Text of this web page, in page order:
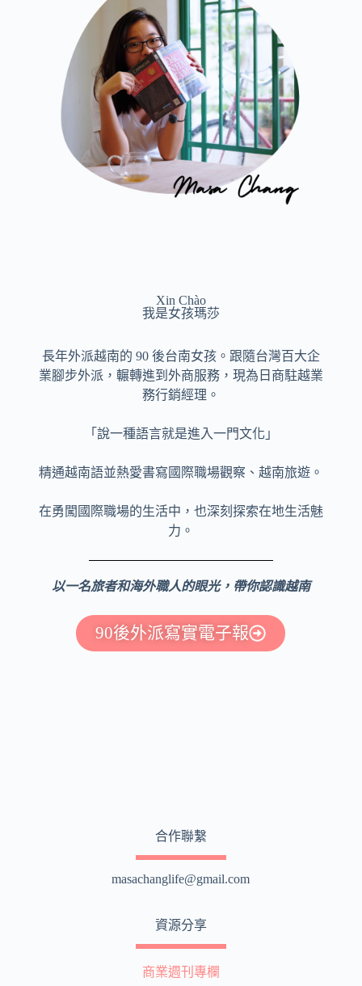
Xin Chào
我是女孩瑪莎
長年外派越南的 90 後台南女孩。跟隨台灣百大企
業腳步外派，輾轉進到外商服務，現為日商駐越業
務行銷經理。
「說一種語言就是進入一門文化」
精通越南語並熱愛書寫國際職場觀察、越南旅遊。
在勇闖國際職場的生活中，也深刻探索在地生活魅
力。
以一名旅者和海外職人的眼光，帶你認識越南
90後外派寫實電子報
合作聯繫
masachanglife@gmail.com
資源分享
商業週刊專欄